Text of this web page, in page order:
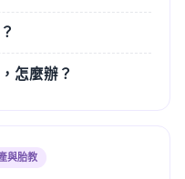
怎麼辦？
與胎教